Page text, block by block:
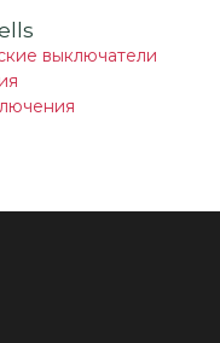
выключатели